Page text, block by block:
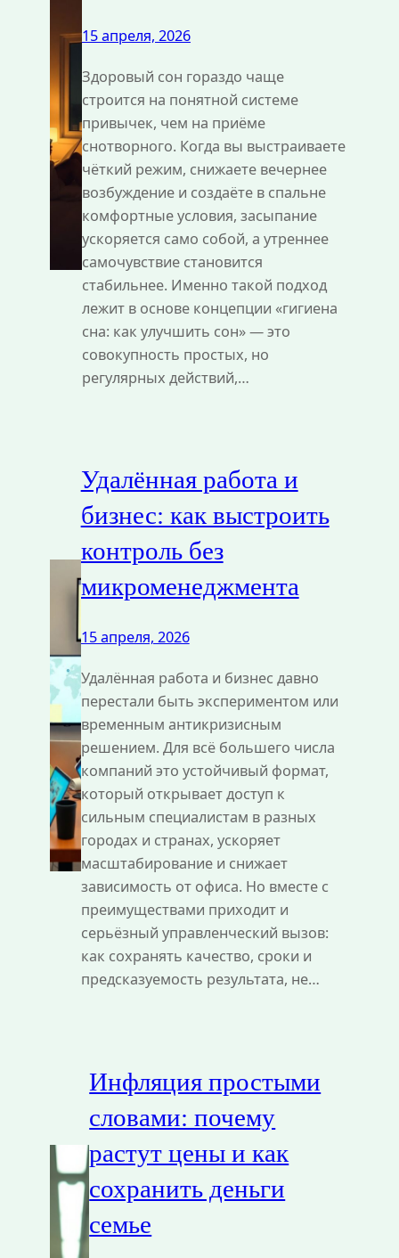
15 апреля, 2026
Здоровый сон гораздо чаще
строится на понятной системе
привычек, чем на приёме
снотворного. Когда вы выстраиваете
чёткий режим, снижаете вечернее
возбуждение и создаёте в спальне
комфортные условия, засыпание
ускоряется само собой, а утреннее
самочувствие становится
стабильнее. Именно такой подход
лежит в основе концепции «гигиена
сна: как улучшить сон» — это
совокупность простых, но
регулярных действий,…
Удалённая работа и
бизнес: как выстроить
контроль без
микроменеджмента
15 апреля, 2026
Удалённая работа и бизнес давно
перестали быть экспериментом или
временным антикризисным
решением. Для всё большего числа
компаний это устойчивый формат,
который открывает доступ к
сильным специалистам в разных
городах и странах, ускоряет
масштабирование и снижает
зависимость от офиса. Но вместе с
преимуществами приходит и
серьёзный управленческий вызов:
как сохранять качество, сроки и
предсказуемость результата, не…
Инфляция простыми
словами: почему
растут цены и как
сохранить деньги
семье